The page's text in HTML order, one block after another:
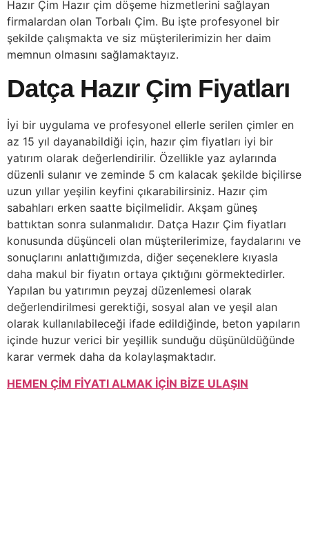
Hazır Çim Hazır çim döşeme hizmetlerini sağlayan
firmalardan olan Torbalı Çim. Bu işte profesyonel bir
şekilde çalışmakta ve siz müşterilerimizin her daim
memnun olmasını sağlamaktayız.
Datça Hazır Çim Fiyatları
İyi bir uygulama ve profesyonel ellerle serilen çimler en
az 15 yıl dayanabildiği için, hazır çim fiyatları iyi bir
yatırım olarak değerlendirilir. Özellikle yaz aylarında
düzenli sulanır ve zeminde 5 cm kalacak şekilde biçilirse
uzun yıllar yeşilin keyfini çıkarabilirsiniz. Hazır çim
sabahları erken saatte biçilmelidir. Akşam güneş
battıktan sonra sulanmalıdır. Datça Hazır Çim fiyatları
konusunda düşünceli olan müşterilerimize, faydalarını ve
sonuçlarını anlattığımızda, diğer seçeneklere kıyasla
daha makul bir fiyatın ortaya çıktığını görmektedirler.
Yapılan bu yatırımın peyzaj düzenlemesi olarak
değerlendirilmesi gerektiği, sosyal alan ve yeşil alan
olarak kullanılabileceği ifade edildiğinde, beton yapıların
içinde huzur verici bir yeşillik sunduğu düşünüldüğünde
karar vermek daha da kolaylaşmaktadır.
HEMEN ÇİM FİYATI ALMAK İÇİN BİZE ULAŞIN